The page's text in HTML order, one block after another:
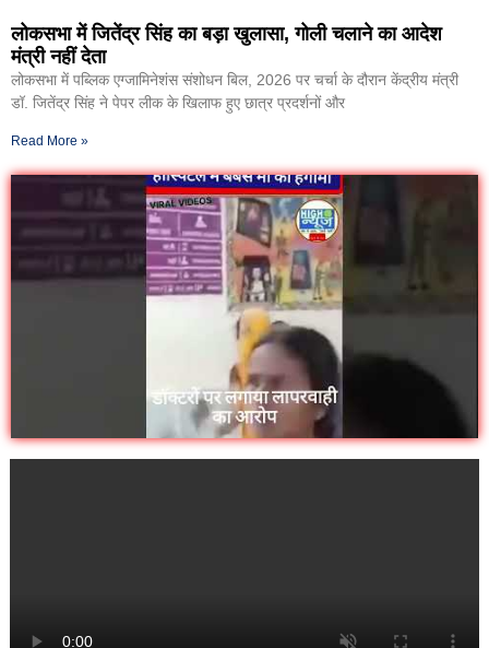
लोकसभा में जितेंद्र सिंह का बड़ा खुलासा, गोली चलाने का आदेश
मंत्री नहीं देता
लोकसभा में पब्लिक एग्जामिनेशंस संशोधन बिल, 2026 पर चर्चा के दौरान केंद्रीय मंत्री
डॉ. जितेंद्र सिंह ने पेपर लीक के खिलाफ हुए छात्र प्रदर्शनों और
Read More »